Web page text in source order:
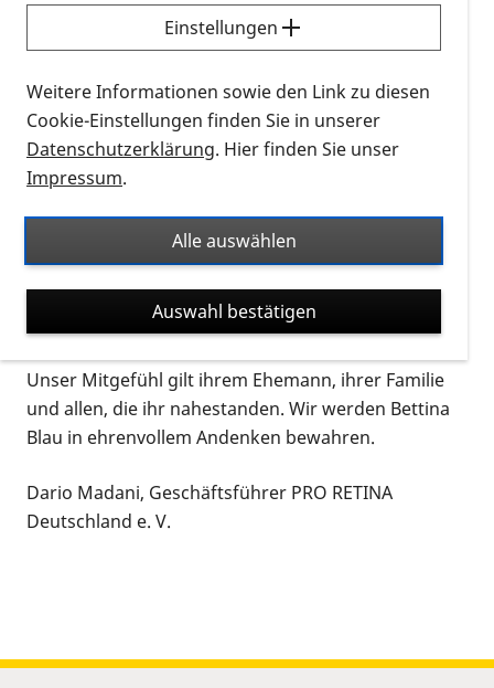
gegeben und die Selbsthilfe in der PRO RETINA
tatkräftig unterstützt.
Sie war eine leidenschaftliche Ehrenamtliche, die
sich mit Entschlossenheit, Kraft und Überzeugung
für die Belange unserer Gemeinschaft eingesetzt
hat. Dafür danken wir ihr von ganzem Herzen.
Auch wenn Bettina in den letzten Jahren aus
gesundheitlichen Gründen leider nicht mehr aktiv
sein konnte, besitzt ihr Wirken einen nachhaltigen
Einfluss auf die PRO RETINA.
Unser Mitgefühl gilt ihrem Ehemann, ihrer Familie
und allen, die ihr nahestanden. Wir werden Bettina
Blau in ehrenvollem Andenken bewahren.
Dario Madani, Geschäftsführer PRO RETINA
Deutschland e. V.
Einstellungen
Weitere Informationen sowie den Link zu diesen
Cookie-Einstellungen finden Sie in unserer
Datenschutzerklärung. Hier finden Sie unser
Impressum.
Alle auswählen
Auswahl bestätigen